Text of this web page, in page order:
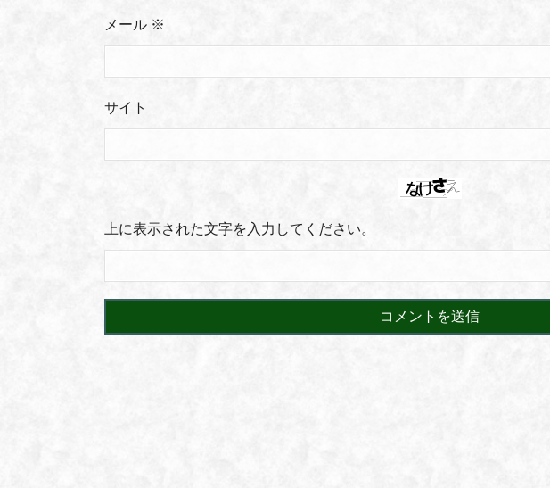
メール ※
サイト
上に表示された文字を入力してください。